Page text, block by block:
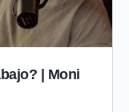
| Moni